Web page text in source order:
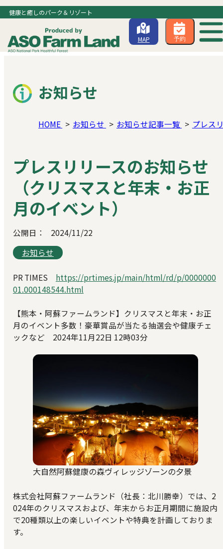
健康と癒しのパーク＆リゾート
MAP 予約
お知らせ
HOME お知らせ お知らせ記事一覧 プレス
プレスリリースのお知らせ
（クリスマスと年末・お正
月のイベント）
公開日：
2024/11/22
お知らせ
PR TIMES https://prtimes.jp/main/html/rd/p/0000000
01.000148544.html
【熊本・阿蘇ファームランド】クリスマスと年末・お正
月のイベント多数！豪華賞品が当たる抽選会や健康チェ
ックなど 2024年11月22日 12時03分
大自然阿蘇健康の森ヴィレッジゾーンの夕景
株式会社阿蘇ファームランド（社長：北川勝幸）では、2
024年のクリスマスおよび、年末からお正月期間に施設内
で20種類以上の楽しいイベントや特典を計画しておりま
す。